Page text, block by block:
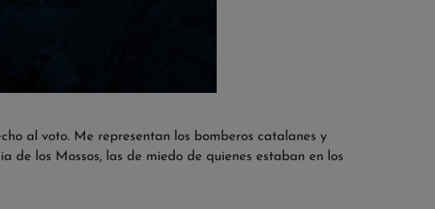
al voto. Me representan los bomberos catalanes y
los Mossos, las de miedo de quienes estaban en los